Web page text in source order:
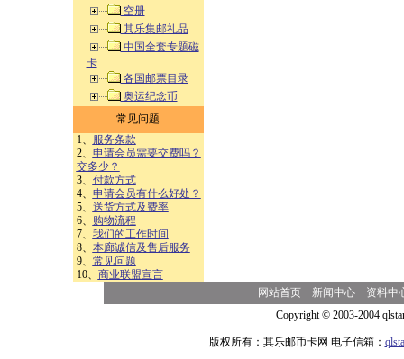
空册
其乐集邮礼品
中国全套专题磁
卡
各国邮票目录
奥运纪念币
常见问题
1、
服务条款
2、 申请会员需要交费吗？
交多少？
3、 付款方式
4、 申请会员有什么好处？
5、 送货方式及费率
6、
购物流程
7、 我们的工作时间
8、 本廊诚信及售后服务
9、 常见问题
10、 商业联盟宣言
网站首页 新闻中心
资料中
Copyright © 2003-2004
版权所有：其乐邮币卡网 电子信箱：